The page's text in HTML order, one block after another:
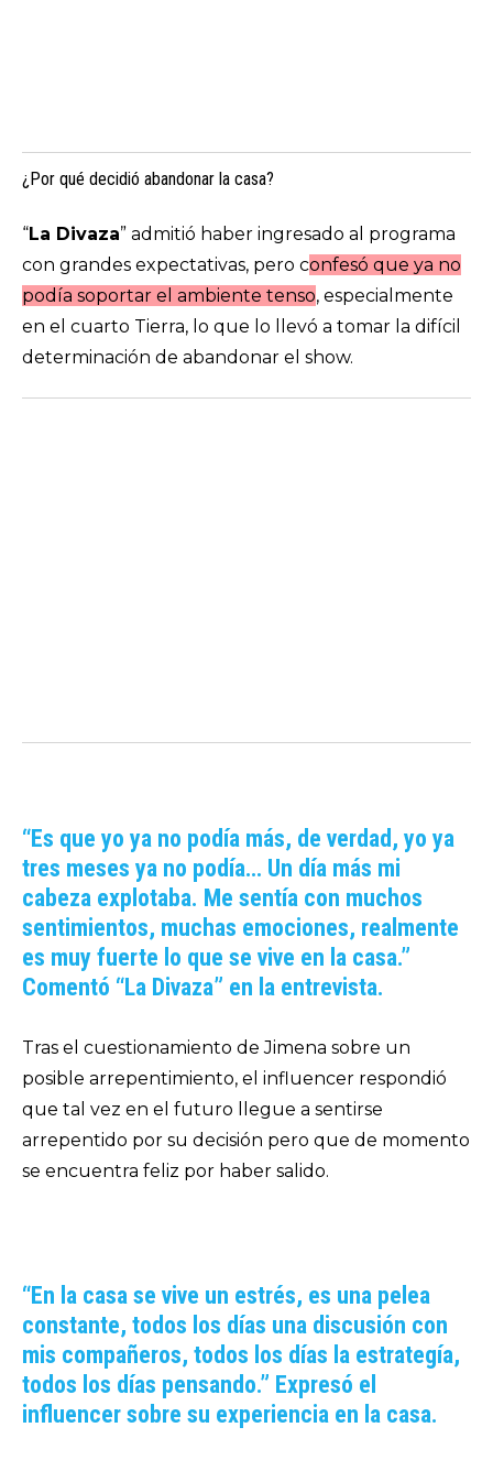
¿Por qué decidió abandonar la casa?
“La Divaza” admitió haber ingresado al programa
con grandes expectativas, pero confesó que ya no
podía soportar el ambiente tenso, especialmente
en el cuarto Tierra, lo que lo llevó a tomar la difícil
determinación de abandonar el show.
“Es que yo ya no podía más, de verdad, yo ya
tres meses ya no podía… Un día más mi
cabeza explotaba. Me sentía con muchos
sentimientos, muchas emociones, realmente
es muy fuerte lo que se vive en la casa.”
Comentó “La Divaza” en la entrevista.
Tras el cuestionamiento de Jimena sobre un
posible arrepentimiento, el influencer respondió
que tal vez en el futuro llegue a sentirse
arrepentido por su decisión pero que de momento
se encuentra feliz por haber salido.
“En la casa se vive un estrés, es una pelea
constante, todos los días una discusión con
mis compañeros, todos los días la estrategía,
todos los días pensando.” Expresó el
influencer sobre su experiencia en la casa.